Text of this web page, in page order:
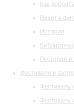
Как
Визит в
История
Библиотека
Ресторан и
Фестивали и
Фестиваль
Фестиваль